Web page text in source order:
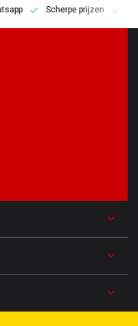
Scherpe prijzen